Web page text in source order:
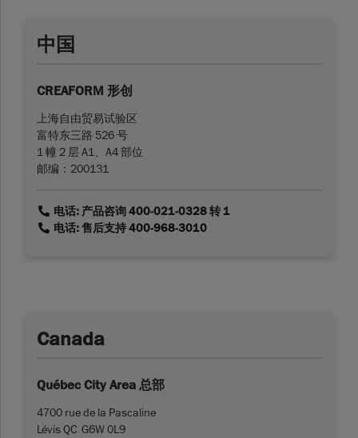
中国
CREAFORM 形创
上海自由贸易试验区
富特东三路 526 号
1 幢 2 层 A1、A4 部位
邮编：200131
link电话: 产品咨询 400-021-0328 转 1
link电话: 售后支持 400-968-3010
Canada
Québec City Area 总部
4700 rue de la Pascaline
Lévis QC G6W 0L9